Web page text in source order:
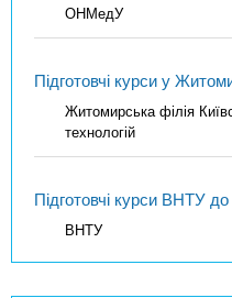
ОНМедУ
Підготовчі курси у
Житомирська філія
технологій
Підготовчі курси ВНТУ
ВНТУ